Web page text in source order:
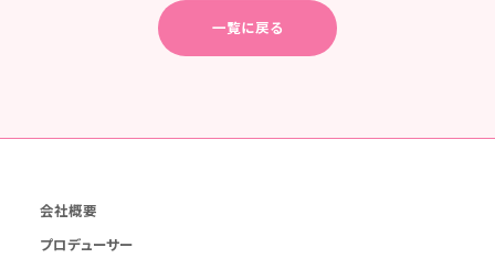
一覧に戻る
会社概要
プロデューサー